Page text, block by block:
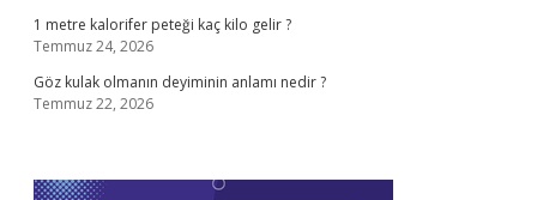
1 metre kalorifer peteği kaç kilo gelir ?
Temmuz 24, 2026
Göz kulak olmanın deyiminin anlamı nedir ?
Temmuz 22, 2026